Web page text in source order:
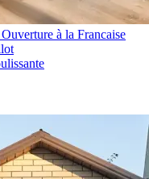
Crémone Ouverture à la Francaise